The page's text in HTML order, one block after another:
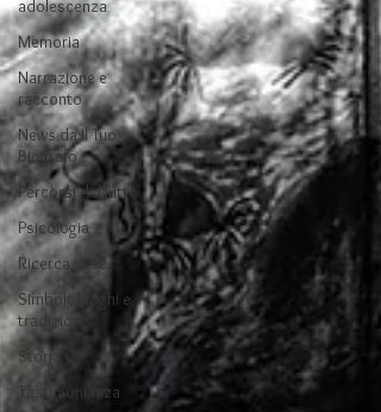
adolescenza
Memoria
Narrazione e
racconto
News da Il Tuo
Biografo
Percorsi del lutto
Psicologia
Ricerca di sé
Simboli, luoghi e
tradizione
Storia
Testimonianza